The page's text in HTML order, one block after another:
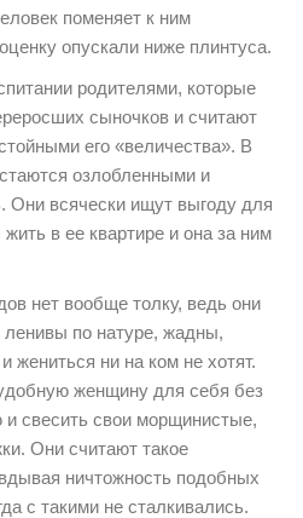
поменяет к ним
опускали ниже плинтуса.
родителями, которые
сыночков и считают
его «величества». В
озлобленными и
Они всячески ищут выгоду для
в ее квартире и она за ним
нет вообще толку, ведь они
по натуре, жадны,
жениться ни на ком не хотят.
женщину для себя без
и свесить свои морщинистые,
Они считают такое
ничтожность подобных
с такими не сталкивались.